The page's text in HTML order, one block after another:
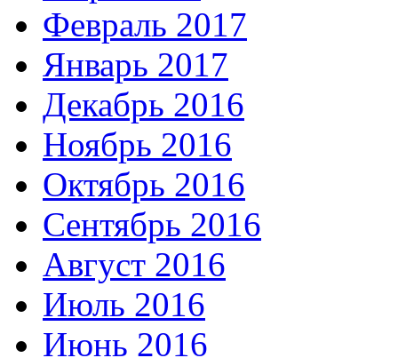
Февраль 2017
Январь 2017
Декабрь 2016
Ноябрь 2016
Октябрь 2016
Сентябрь 2016
Август 2016
Июль 2016
Июнь 2016